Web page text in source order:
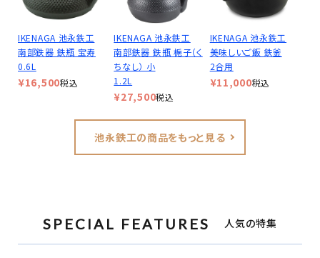
IKENAGA 池永鉄工
南部鉄器 鉄瓶 宝寿
0.6L
¥16,500税込
IKENAGA 池永鉄工
南部鉄器 鉄瓶 梔子（く
ちなし） 小
1.2L
¥27,500税込
IKENAGA 池永鉄工
美味しいご飯 鉄釜
2合用
¥11,000税込
池永鉄工の商品をもっと見る
SPECIAL FEATURES 人気の特集